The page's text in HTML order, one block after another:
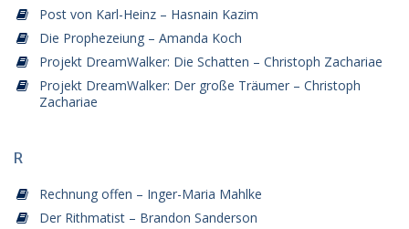
Post von Karl-Heinz – Hasnain Kazim
Die Prophezeiung – Amanda Koch
Projekt DreamWalker: Die Schatten – Christoph Zachariae
Projekt DreamWalker: Der große Träumer – Christoph
Zachariae
R
Rechnung offen – Inger-Maria Mahlke
Der Rithmatist – Brandon Sanderson